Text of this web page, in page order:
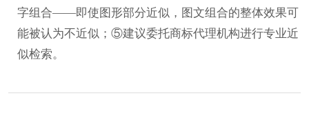
字组合——即使图形部分近似，图文组合的整体效果可
能被认为不近似；⑤建议委托商标代理机构进行专业近
似检索。